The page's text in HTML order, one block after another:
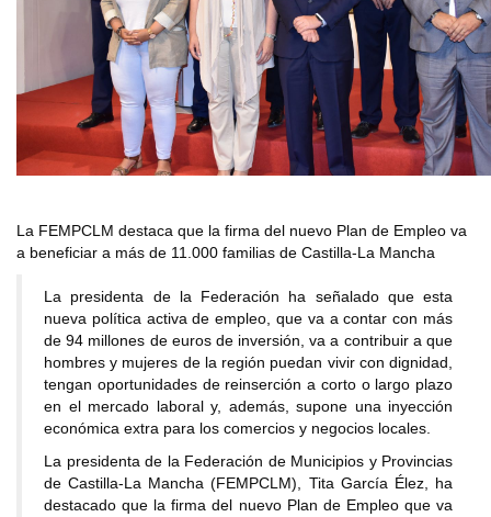
La FEMPCLM destaca que la firma del nuevo Plan de Empleo va
a beneficiar a más de 11.000 familias de Castilla-La Mancha
La presidenta de la Federación ha señalado que esta
nueva política activa de empleo, que va a contar con más
de 94 millones de euros de inversión, va a contribuir a que
hombres y mujeres de la región puedan vivir con dignidad,
tengan oportunidades de reinserción a corto o largo plazo
en el mercado laboral y, además, supone una inyección
económica extra para los comercios y negocios locales.
La presidenta de la Federación de Municipios y Provincias
de Castilla-La Mancha (FEMPCLM), Tita García Élez, ha
destacado que la firma del nuevo Plan de Empleo que va